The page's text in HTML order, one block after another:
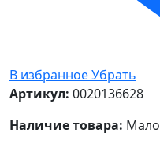
В избранноеУбрать
Артикул: 0020136628
Наличие товара: Мало